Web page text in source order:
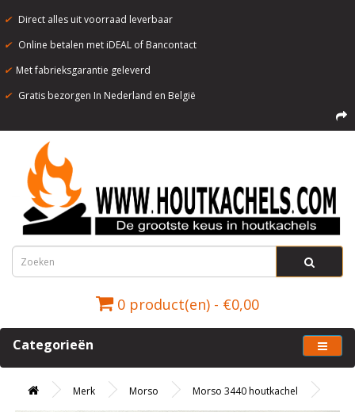
✔ Direct alles uit voorraad leverbaar
✔ Online betalen met iDEAL of Bancontact
✔ Met fabrieksgarantie geleverd
✔ Gratis bezorgen In Nederland en België
0 product(en) - €0,00
Categorieën
Merk Morso Morso 3440 houtkachel